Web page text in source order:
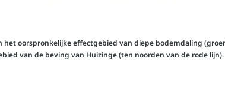
het oorspronkelijke effectgebied van diepe bodemdaling
van de beving van Huizinge (ten noorden van de rode lijn).